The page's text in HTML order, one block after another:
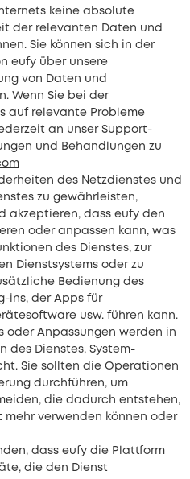
keine absolute
der relevanten Daten und
Sie können sich in der
eufy über unsere
von Daten und
Wenn Sie bei der
auf relevante Probleme
an unser Support-
und Behandlungen zu
des Netzdienstes und
zu gewährleisten,
akzeptieren, dass eufy den
oder anpassen kann, was
des Dienstes, zur
Dienstsystems oder zu
Bedienung des
ins, der Apps für
usw. führen kann.
oder Anpassungen werden in
des Dienstes, System-
Sie sollten die Operationen
durchführen, um
die dadurch entstehen,
mehr verwenden können oder
dass eufy die Plattform
die den Dienst